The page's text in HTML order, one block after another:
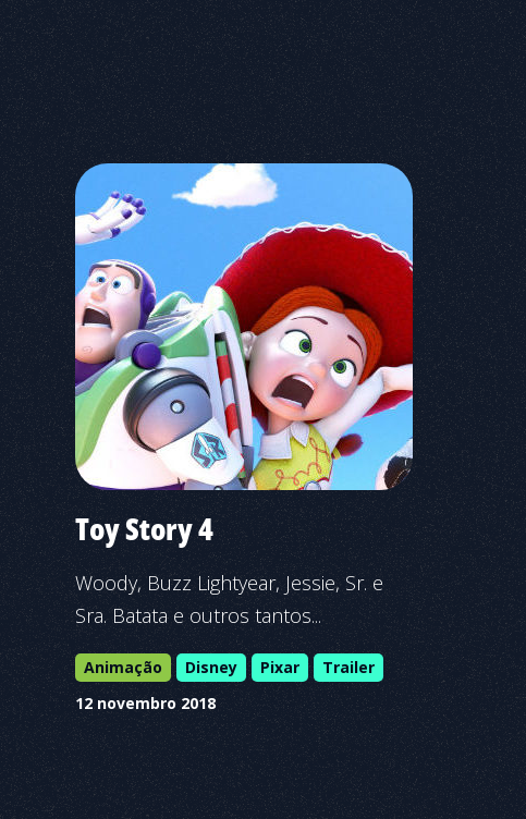
Toy Story 4
Woody, Buzz Lightyear, Jessie, Sr. e
Sra. Batata e outros tantos...
Animação Disney Pixar
Trailer
12 novembro 2018